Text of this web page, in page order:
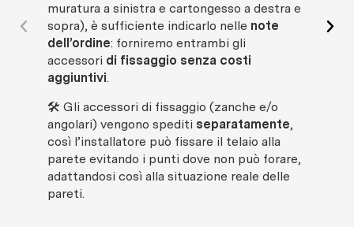
muratura a sinistra e cartongesso a destra e
sopra), è sufficiente indicarlo nelle note
dell’ordine: forniremo entrambi gli
accessori di fissaggio senza costi
aggiuntivi.
🛠 Gli accessori di fissaggio (zanche e/o
angolari) vengono spediti separatamente,
così l’installatore può fissare il telaio alla
parete evitando i punti dove non può forare,
adattandosi così alla situazione reale delle
pareti.